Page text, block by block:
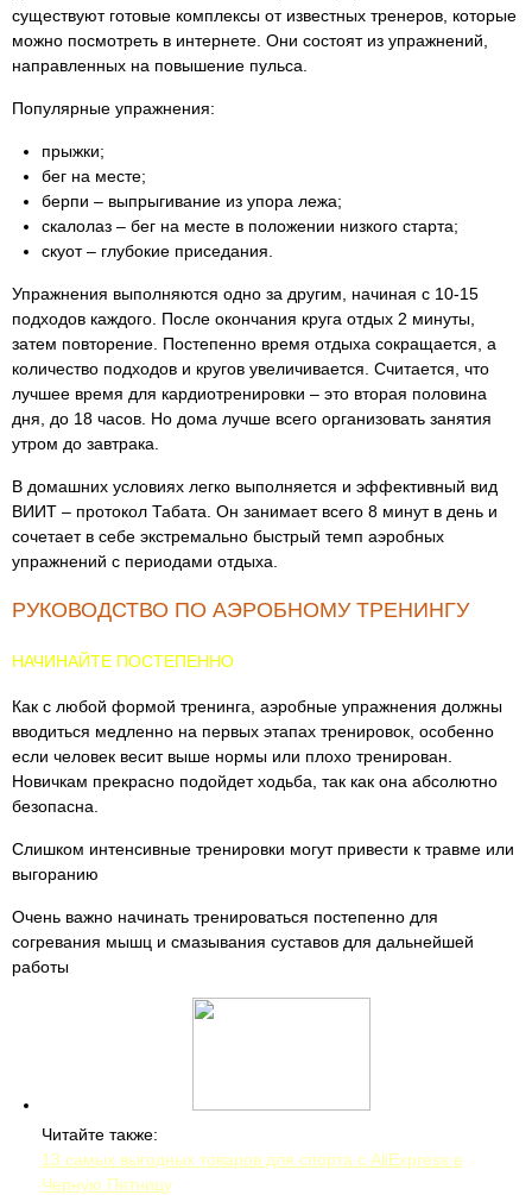
существуют готовые комплексы от известных тренеров, которые
можно посмотреть в интернете. Они состоят из упражнений,
направленных на повышение пульса.
Популярные упражнения:
прыжки;
бег на месте;
берпи – выпрыгивание из упора лежа;
скалолаз – бег на месте в положении низкого старта;
скуот – глубокие приседания.
Упражнения выполняются одно за другим, начиная с 10-15
подходов каждого. После окончания круга отдых 2 минуты,
затем повторение. Постепенно время отдыха сокращается, а
количество подходов и кругов увеличивается. Считается, что
лучшее время для кардиотренировки – это вторая половина
дня, до 18 часов. Но дома лучше всего организовать занятия
утром до завтрака.
В домашних условиях легко выполняется и эффективный вид
ВИИТ – протокол Табата. Он занимает всего 8 минут в день и
сочетает в себе экстремально быстрый темп аэробных
упражнений с периодами отдыха.
РУКОВОДСТВО ПО АЭРОБНОМУ ТРЕНИНГУ
НАЧИНАЙТЕ ПОСТЕПЕННО
Как с любой формой тренинга, аэробные упражнения должны
вводиться медленно на первых этапах тренировок, особенно
если человек весит выше нормы или плохо тренирован.
Новичкам прекрасно подойдет ходьба, так как она абсолютно
безопасна.
Слишком интенсивные тренировки могут привести к травме или
выгоранию
Очень важно начинать тренироваться постепенно для
согревания мышц и смазывания суставов для дальнейшей
работы
Читайте также:
13 самых выгодных товаров для спорта с AliExpress в
Черную Пятницу